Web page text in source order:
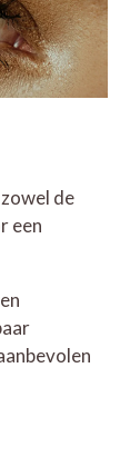
de
een